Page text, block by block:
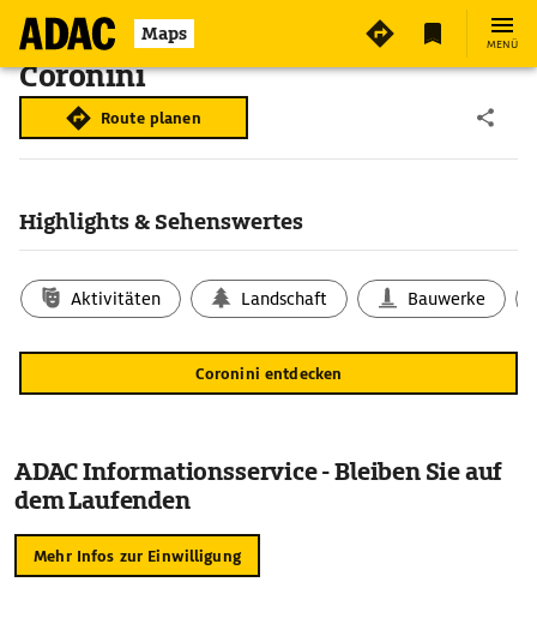
Maps MENÜ
Coronini
Route planen
Highlights & Sehenswertes
Aktivitäten Landschaft Bauwerke
Coronini entdecken
ADAC Informationsservice - Bleiben Sie auf
dem Laufenden
Mehr Infos zur Einwilligung